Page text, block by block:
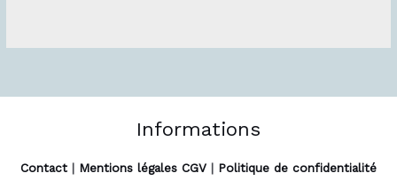
Informations
Contact | Mentions légales CGV | Politique de confidentialité